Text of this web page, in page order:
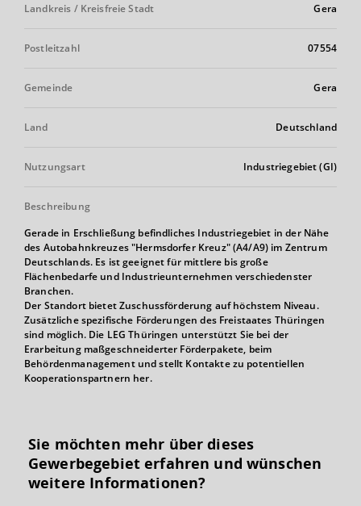
Landkreis / Kreisfreie Stadt Gera
Postleitzahl 07554
Gemeinde Gera
Land Deutschland
Nutzungsart Industriegebiet (GI)
Beschreibung
Gerade in Erschließung befindliches Industriegebiet in der Nähe
des Autobahnkreuzes "Hermsdorfer Kreuz" (A4/A9) im Zentrum
Deutschlands. Es ist geeignet für mittlere bis große
Flächenbedarfe und Industrieunternehmen verschiedenster
Branchen.
Der Standort bietet Zuschussförderung auf höchstem Niveau.
Zusätzliche spezifische Förderungen des Freistaates Thüringen
sind möglich. Die LEG Thüringen unterstützt Sie bei der
Erarbeitung maßgeschneiderter Förderpakete, beim
Behördenmanagement und stellt Kontakte zu potentiellen
Kooperationspartnern her.
Sie möchten mehr über dieses
Gewerbegebiet erfahren und wünschen
weitere Informationen?